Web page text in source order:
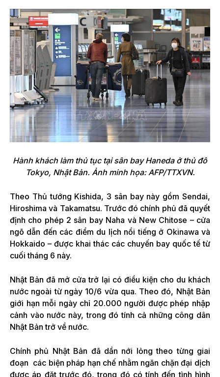
Hành khách làm thủ tục tại sân bay Haneda ở thủ đô
Tokyo, Nhật Bản. Ảnh minh họa: AFP/TTXVN.
Theo Thủ tướng Kishida, 3 sân bay này gồm Sendai,
Hiroshima và Takamatsu. Trước đó chính phủ đã quyết
định cho phép 2 sân bay Naha và New Chitose – cửa
ngõ dẫn đến các điểm du lịch nổi tiếng ở Okinawa và
Hokkaido – được khai thác các chuyến bay quốc tế từ
cuối tháng 6 này.
Nhật Bản đã mở cửa trở lại có điều kiện cho du khách
nước ngoài từ ngày 10/6 vừa qua. Theo đó, Nhật Bản
giới hạn mỗi ngày chỉ 20.000 người được phép nhập
cảnh vào nước này, trong đó tính cả những công dân
Nhật Bản trở về nước.
Chính phủ Nhật Bản đã dần nới lỏng theo từng giai
đoạn các biện pháp hạn chế nhằm ngăn chặn đại dịch
được áp đặt trước đó, trong đó có tính đến tình hình